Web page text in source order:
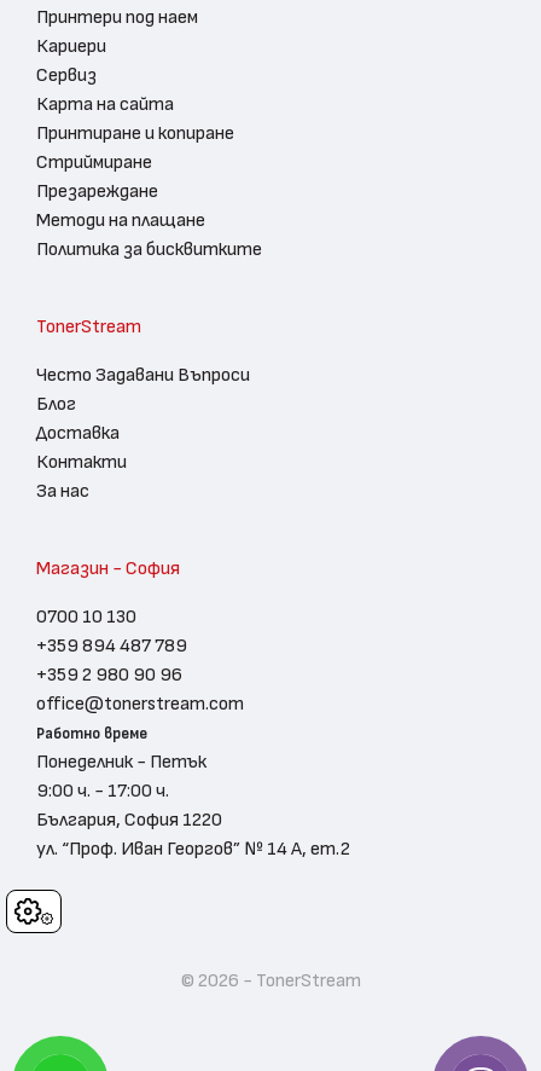
Cookies
Принтери под наем
Кариери
Сервиз
Карта на сайта
Принтиране и копиране
Стриймиране
Презареждане
Методи на плащане
Политика за бисквитките
TonerStream
Често Задавани Въпроси
Блог
Доставка
Контакти
За нас
Магазин - София
0700 10 130
+359 894 487 789
+359 2 980 90 96
office@tonerstream.com
Работно време
Понеделник - Петък
9:00 ч. - 17:00 ч.
България, София 1220
ул. “Проф. Иван Георгов” № 14 А, ет.2
© 2026 - TonerStream